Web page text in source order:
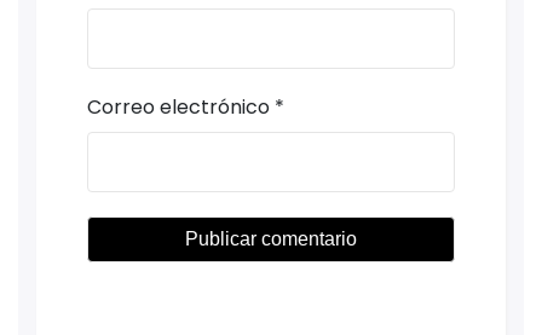
Correo electrónico *